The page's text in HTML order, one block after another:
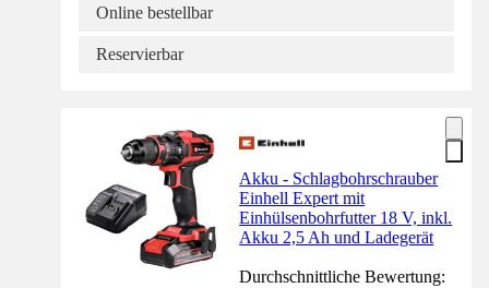
Online bestellbar
Reservierbar
Akku - Schlagbohrschrauber
Einhell Expert mit
Einhülsenbohrfutter 18 V, inkl.
Akku 2,5 Ah und Ladegerät
Durchschnittliche Bewertung: